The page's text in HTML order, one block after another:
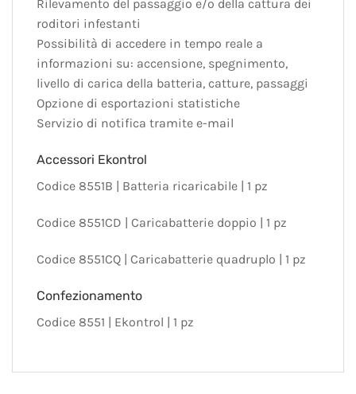
Rilevamento del passaggio e/o della cattura dei
roditori infestanti
Possibilità di accedere in tempo reale a
informazioni su: accensione, spegnimento,
livello di carica della batteria, catture, passaggi
Opzione di esportazioni statistiche
Servizio di notifica tramite e-mail
Accessori Ekontrol
Codice 8551B | Batteria ricaricabile | 1 pz
Codice 8551CD | Caricabatterie doppio | 1 pz
Codice 8551CQ | Caricabatterie quadruplo | 1 pz
Confezionamento
Codice 8551 | Ekontrol | 1 pz